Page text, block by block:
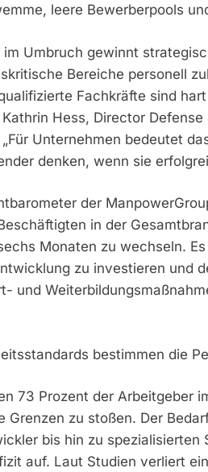
leere Bewerberpools
im Umbruch gewinnt
Bereiche personell
Fachkräfte sind
Kathrin Hess, Director
Unternehmen bedeutet
denken, wenn sie
der
in der
Monaten zu wechseln.
zu investieren und
und
bestimmen die
73 Prozent der Arbeitgeber
Grenzen zu stoßen. Der
bis hin zu
auf. Laut Studien verliert